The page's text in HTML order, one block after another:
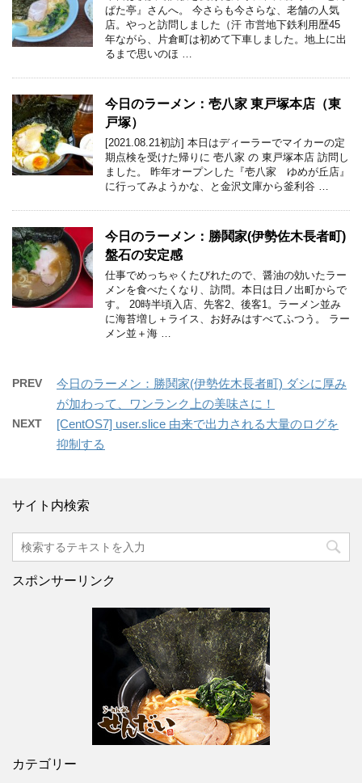
ぱた亭』さんへ。 今さらも今さらな、老舗の人気
店。やっと訪問しました（汗 市営地下鉄利用歴45
年ながら、片倉町は初めて下車しました。地上に出
るまで思いのほ …
今日のラーメン：壱八家 東戸塚本店（東
戸塚）
[2021.08.21初訪] 本日はディーラーでマイカーの定
期点検を受けた帰りに 壱八家 の 東戸塚本店 訪問し
ました。 昨年オープンした『壱八家 ゆめが丘店』
に行ってみようかな、と金沢文庫から釜利谷 …
今日のラーメン：勝鬨家(伊勢佐木長者町)
盤石の安定感
仕事でめっちゃくたびれたので、醤油の効いたラー
メンを食べたくなり、訪問。本日は日ノ出町からで
す。 20時半頃入店、先客2、後客1。ラーメン並み
に海苔増し＋ライス、お好みはすべてふつう。 ラー
メン並＋海 …
PREV
今日のラーメン：勝鬨家(伊勢佐木長者町) ダシに厚み
が加わって、ワンランク上の美味さに！
NEXT
[CentOS7] user.slice 由来で出力される大量のログを
抑制する
サイト内検索
スポンサーリンク
カテゴリー